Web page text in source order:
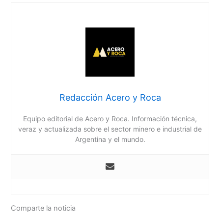
Redacción Acero y Roca
Equipo editorial de Acero y Roca. Información técnica,
veraz y actualizada sobre el sector minero e industrial de
Argentina y el mundo.
Comparte la noticia